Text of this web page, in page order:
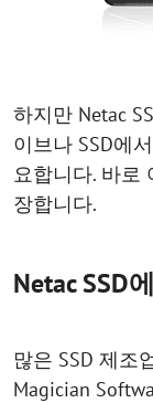
하지만 Netac
이브나 SSD에
요합니다. 바로
장합니다.
Netac SSD
많은 SSD 제조
Magician